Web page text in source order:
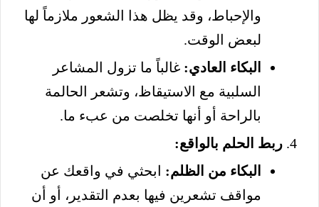
والإحباط، وقد يظل هذا الشعور ملازماً لها
لبعض الوقت.
البكاء العادي: غالباً ما تزول المشاعر
السلبية مع الاستيقاظ، وتشعر الحالمة
بالراحة أو أنها تخلصت من عبء ما.
ربط الحلم بالواقع:
البكاء من الظلم: ابحثي في واقعك عن
مواقف تشعرين فيها بعدم التقدير، أو أن